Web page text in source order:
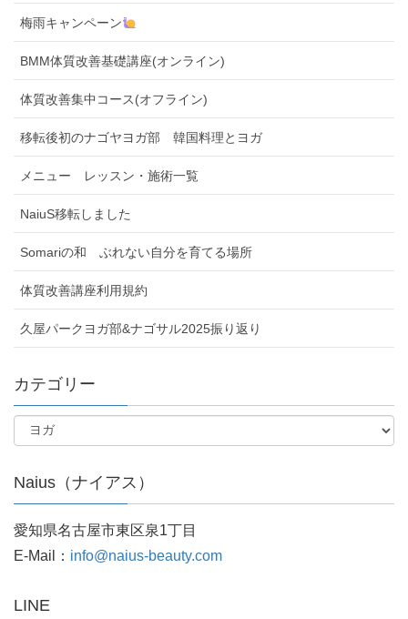
梅雨キャンペーン
BMM体質改善基礎講座(オンライン)
体質改善集中コース(オフライン)
移転後初のナゴヤヨガ部 韓国料理とヨガ
メニュー レッスン・施術一覧
NaiuS移転しました
Somariの和 ぶれない自分を育てる場所
体質改善講座利用規約
久屋パークヨガ部&ナゴサル2025振り返り
カテゴリー
Naius（ナイアス）
愛知県名古屋市東区泉1丁目
E-Mail： info@naius-beauty.com
LINE